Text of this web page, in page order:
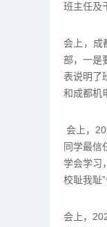
班主任及
会上，成
部，一是
表说明了
和成都机
会上，
同学最信
学会学习
校耻我耻
会上，